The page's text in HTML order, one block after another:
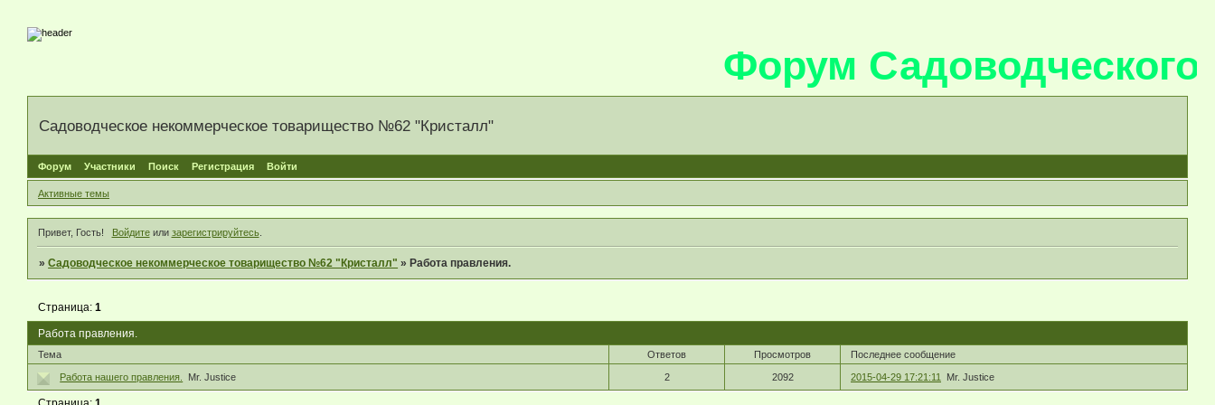
Форум
Садоводческое некоммерческое товарищество №62 "Кристалл"
Форум Участники Поиск Регистрация Войти
Активные темы
Привет, Гость! Войдитеили зарегистрируйтесь.
»Садоводческое некоммерческое товарищество №62 "Кристалл" » Работа правления.
Работа правления.
Страница:1
Тема Ответов Просмотров Последнее сообщение
Работа нашего правления. Mr. Justice 2 2092 2015-04-29 17:21:11 Mr. Justice